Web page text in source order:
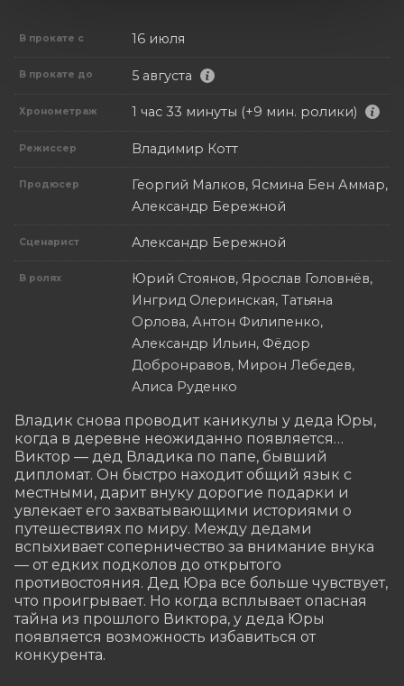
В прокате с 16 июля
В прокате до 5 августа
Хронометраж 1 час 33 минуты (+9 мин. ролики)
Режиссер Владимир Котт
Продюсер
Георгий Малков, Ясмина Бен Аммар,
Александр Бережной
Сценарист Александр Бережной
В ролях
Юрий Стоянов, Ярослав Головнёв,
Ингрид Олеринская, Татьяна
Орлова, Антон Филипенко,
Александр Ильин, Фёдор
Добронравов, Мирон Лебедев,
Алиса Руденко
Владик снова проводит каникулы у деда Юры,
когда в деревне неожиданно появляется…
Виктор — дед Владика по папе, бывший
дипломат. Он быстро находит общий язык с
местными, дарит внуку дорогие подарки и
увлекает его захватывающими историями о
путешествиях по миру. Между дедами
вспыхивает соперничество за внимание внука
— от едких подколов до открытого
противостояния. Дед Юра все больше чувствует,
что проигрывает. Но когда всплывает опасная
тайна из прошлого Виктора, у деда Юры
появляется возможность избавиться от
конкурента.